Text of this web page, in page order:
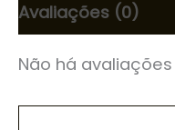
Avaliações (0)
Não há